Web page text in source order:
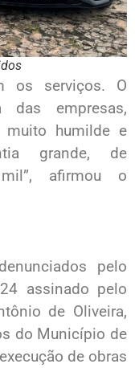
os serviços. O
das empresas,
muito humilde e
grande, de
afirmou o
pelo
assinado pelo
de Oliveira,
do Município de
de obras